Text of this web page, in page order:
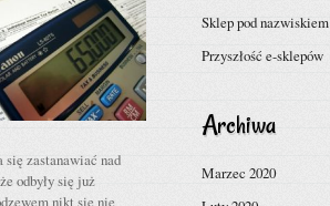
się zastanawiać nad
odbyły się już
nikt się nie
Sklep pod nazwiskiem
Przyszłość e-sklepów
Archiwa
Marzec 2020